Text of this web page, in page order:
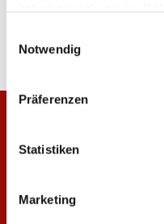
haben oder die sie im
Notwendig
Präferenzen
Statistiken
Marketing
39,95 €